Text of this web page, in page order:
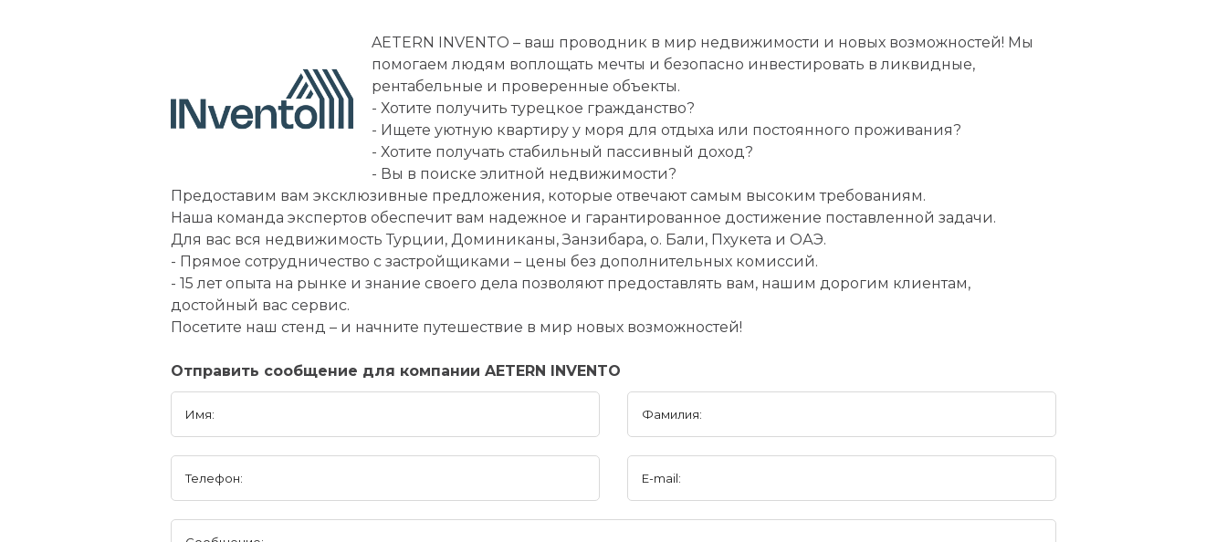
AETERN INVENTO – ваш проводник в мир недвижимости и новых возможностей! Мы
помогаем людям воплощать мечты и безопасно инвестировать в ликвидные,
рентабельные и проверенные объекты.
- Хотите получить турецкое гражданство?
- Ищете уютную квартиру у моря для отдыха или постоянного проживания?
- Хотите получать стабильный пассивный доход?
- Вы в поиске элитной недвижимости?
Предоставим вам эксклюзивные предложения, которые отвечают самым высоким требованиям.
Наша команда экспертов обеспечит вам надежное и гарантированное достижение поставленной задачи.
Для вас вся недвижимость Турции, Доминиканы, Занзибара, о. Бали, Пхукета и ОАЭ.
- Прямое сотрудничество с застройщиками – цены без дополнительных комиссий.
- 15 лет опыта на рынке и знание своего дела позволяют предоставлять вам, нашим дорогим клиентам,
достойный вас сервис.
Посетите наш стенд – и начните путешествие в мир новых возможностей!
Отправить сообщение для компании AETERN INVENTO
Имя: Фамилия:
Телефон: E-mail: